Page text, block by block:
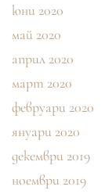
юни 2020
май 2020
април 2020
март 2020
февруари 2020
януари 2020
декември 2019
ноември 2019